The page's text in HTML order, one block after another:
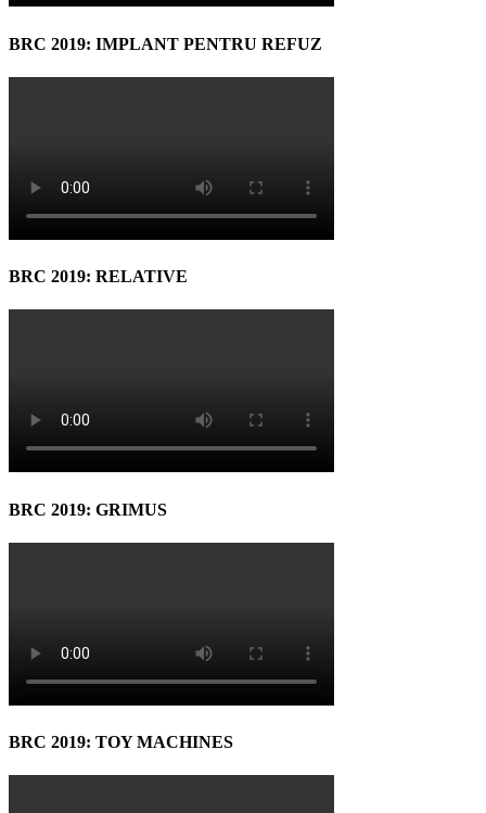
BRC 2019: IMPLANT PENTRU REFUZ
BRC 2019: RELATIVE
BRC 2019: GRIMUS
BRC 2019: TOY MACHINES